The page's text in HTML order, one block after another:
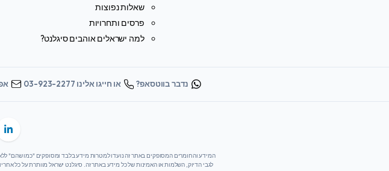
שאלות נפוצות
פרסים ותחרויות
למה ישראלים אוהבים סיגלנט?
נדבר בווטסאפ? או חייגו אלינו 03-923-2277
לגבי הדיוק, השלמות או האמינות של כל מידע באתר זה. סיגלנט ישראל מוותרת על כל